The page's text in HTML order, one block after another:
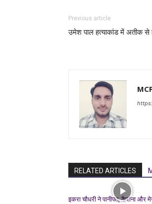
Previous article
उमेश पाल हत्याकांड में अतीक से
RELATED ARTICLES
इकरा चौधरी ने पानीपत, कैराना और